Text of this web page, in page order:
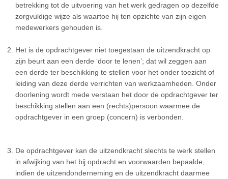
betrekking tot de uitvoering van het werk gedragen op dezelfde
zorgvuldige wijze als waartoe hij ten opzichte van zijn eigen
medewerkers gehouden is.
Het is de opdrachtgever niet toegestaan de uitzendkracht op
zijn beurt aan een derde ‘door te lenen’; dat wil zeggen aan
een derde ter beschikking te stellen voor het onder toezicht of
leiding van deze derde verrichten van werkzaamheden. Onder
doorlening wordt mede verstaan het door de opdrachtgever ter
beschikking stellen aan een (rechts)persoon waarmee de
opdrachtgever in een groep (concern) is verbonden.
De opdrachtgever kan de uitzendkracht slechts te werk stellen
in afwijking van het bij opdracht en voorwaarden bepaalde,
indien de uitzendonderneming en de uitzendkracht daarmee